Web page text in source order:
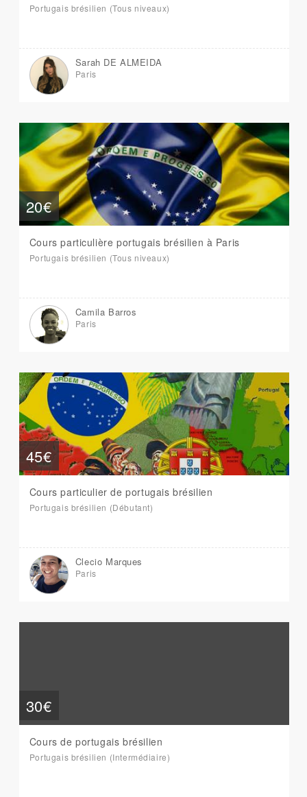
Portugais brésilien (Tous niveaux)
Sarah DE ALMEIDA
Paris
20€
Cours particulière portugais brésilien à Paris
Portugais brésilien (Tous niveaux)
Camila Barros
Paris
45€
Cours particulier de portugais brésilien
Portugais brésilien (Débutant)
Clecio Marques
Paris
30€
Cours de portugais brésilien
Portugais brésilien (Intermédiaire)